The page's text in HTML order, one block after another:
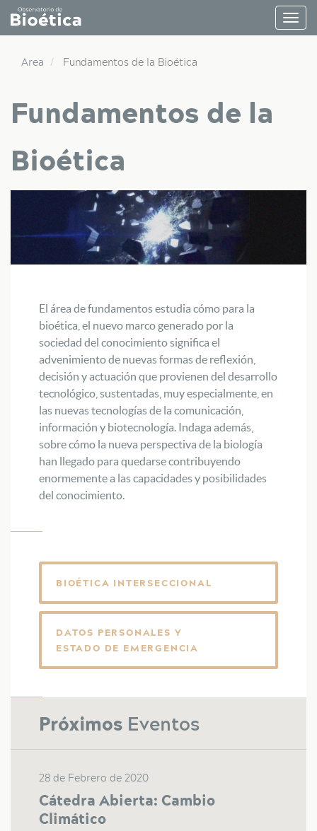
Pasar
contenido
Area
Fundamentos de la Bioética
Fundamentos de la
Bioética
El área de fundamentos estudia cómo para la
bioética, el nuevo marco generado por la
sociedad del conocimiento significa el
advenimiento de nuevas formas de reflexión,
decisión y actuación que provienen del desarrollo
tecnológico, sustentadas, muy especialmente, en
las nuevas tecnologías de la comunicación,
información y biotecnología. Indaga además,
sobre cómo la nueva perspectiva de la biología
han llegado para quedarse contribuyendo
enormemente a las capacidades y posibilidades
del conocimiento.
BIOÉTICA INTERSECCIONAL
DATOS PERSONALES Y
ESTADO DE EMERGENCIA
Próximos Eventos
28 de Febrero de 2020
Cátedra Abierta: Cambio
Climático